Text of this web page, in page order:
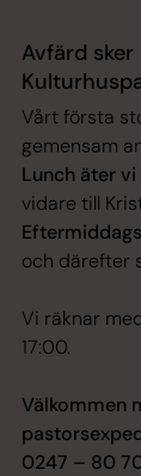
Avfärd
Vårt första
gemensam
Lunch äter
vidare till
och därefter
Vi räknar
17:00.
Välkommen
0247 – 80